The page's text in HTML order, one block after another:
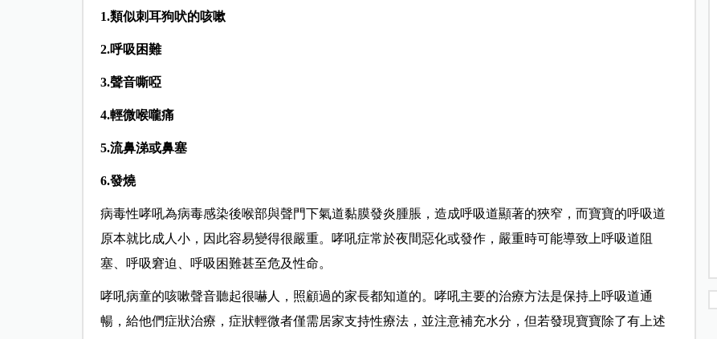
1.類似刺耳狗吠的咳嗽
2.呼吸困難
3.聲音嘶啞
4.輕微喉嚨痛
5.流鼻涕或鼻塞
6.發燒
病毒性哮吼為病毒感染後喉部與聲門下氣道黏膜發炎腫脹，造成呼吸道顯著的狹窄，而寶寶的呼吸道
原本就比成人小，因此容易變得很嚴重。哮吼症常於夜間惡化或發作，嚴重時可能導致上呼吸道阻
塞、呼吸窘迫、呼吸困難甚至危及性命。
哮吼病童的咳嗽聲音聽起很嚇人，照顧過的家長都知道的。哮吼主要的治療方法是保持上呼吸道通
暢，給他們症狀治療，症狀輕微者僅需居家支持性療法，並注意補充水分，但若發現寶寶除了有上述